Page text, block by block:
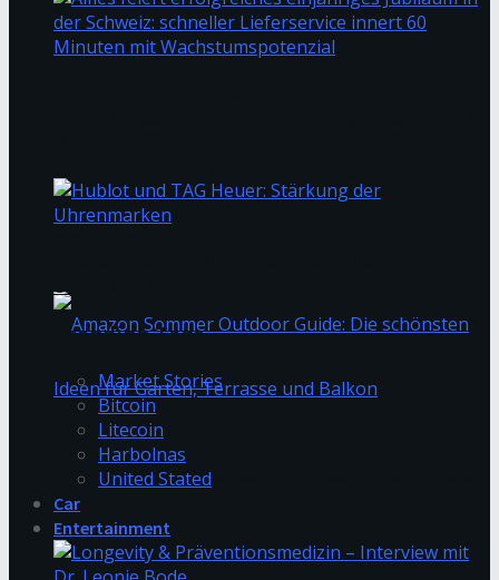
Sea Grill im Lake Side: Sommergenuss direkt
Amazon Sommer Outdoor Guide: Die schönsten
Ideen für Garten, Terrasse und Balkon
Uhrenmarken
Trending Tags
Market Stories
Bitcoin
Litecoin
Harbolnas
United Stated
Car
Entertainment